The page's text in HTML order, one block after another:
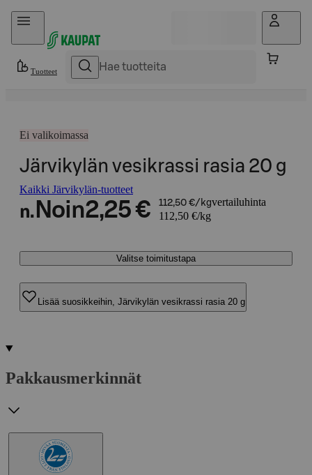
Hyppää sisältöön
Tuotteet
Ei valikoimassa
Järvikylän vesikrassi rasia 20 g
Kaikki Järvikylän-tuotteet
n. Noin2,25 € 112,50 €/kgvertailuhinta
112,50 €/kg
Valitse toimitustapa
Lisää suosikkeihin, Järvikylän vesikrassi rasia 20 g
Pakkausmerkinnät